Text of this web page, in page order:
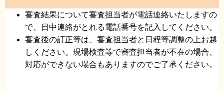
審査結果について審査担当者が電話連絡いたしますの
で、日中連絡がとれる電話番号を記入してください。
審査後の訂正等は、審査担当者と日程等調整の上お越
しください。現場検査等で審査担当者が不在の場合、
対応ができない場合もありますのでご了承ください。